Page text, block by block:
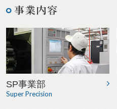
SP事業部
Super Precision